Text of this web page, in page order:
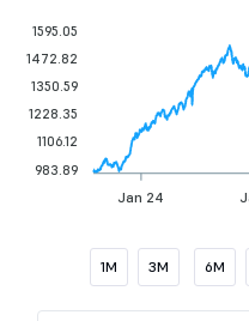
Jan 24
1595.05
1472.82
1350.59
1228.35
1106.12
983.89
1M 3M 6M